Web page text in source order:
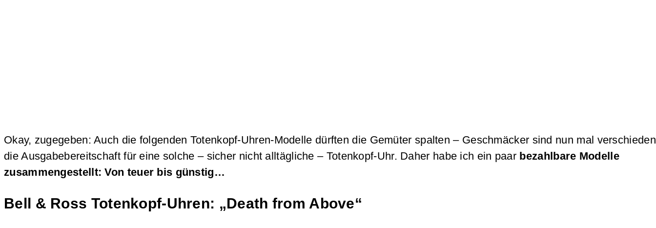
Okay, zugegeben: Auch die folgenden Totenkopf-Uhren-Modelle dürften die Gemüter spalten – Geschmäcker sind nun mal
die Ausgabebereitschaft für eine solche – sicher nicht alltägliche – Totenkopf-Uhr. Daher habe ich ein paar bezahlbare Modelle
zusammengestellt: Von teuer bis günstig…
Bell & Ross Totenkopf-Uhren: „Death from Above“